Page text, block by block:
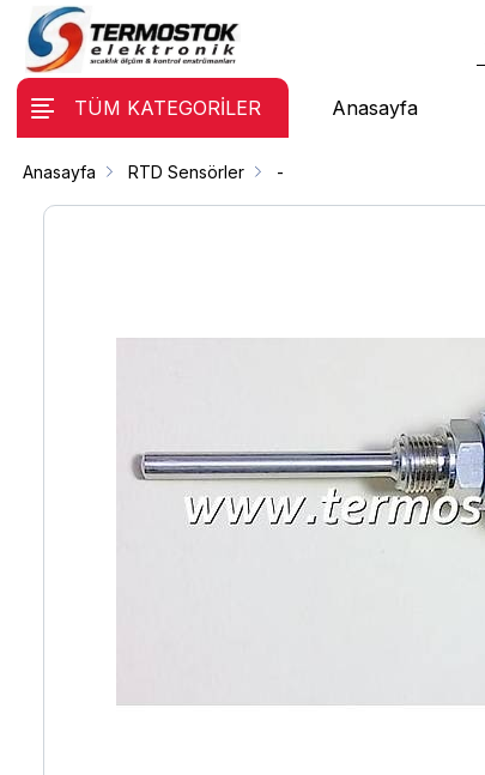
TÜM KATEGORİLER Anasayfa
Anasayfa RTD Sensörler -